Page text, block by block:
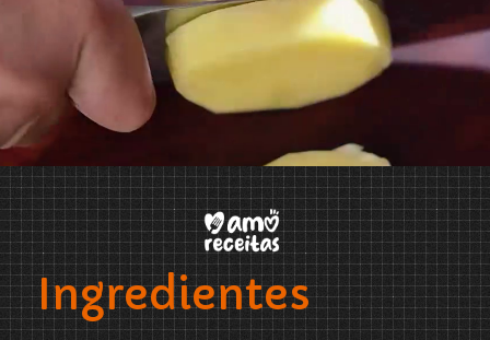
Opening https://www.amoreceitas.org/noticias/696/receita-maravilhosa-de-batata-com-calabresa-sabor-e-aconchego-em-cada-garfada
Ingredientes